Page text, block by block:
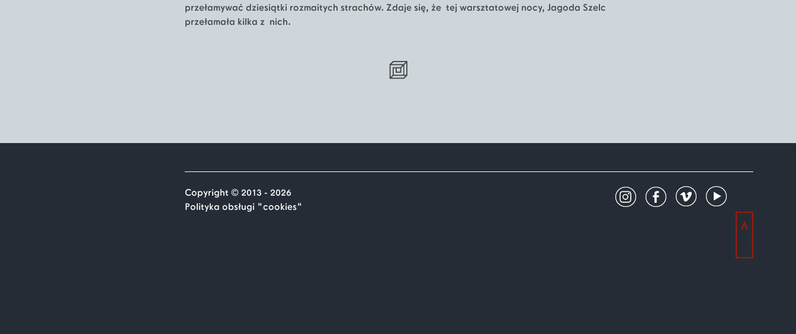
przełamywać dziesiątki rozmaitych strachów. Zdaje się, że tej warsztatowej nocy, Jagoda Szelc
przełamała kilka z nich.
Copyright © 2013 - 2026
Polityka obsługi "cookies"